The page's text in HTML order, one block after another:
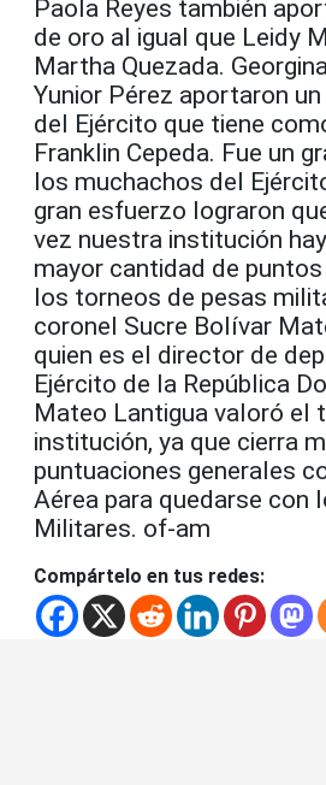
Paola Reyes también
de oro al igual que Leidy
Martha Quezada.
Yunior Pérez aportaron
del Ejército que tiene
Franklin Cepeda. Fue un
los muchachos del
gran esfuerzo lograron
vez nuestra institución
mayor cantidad de
los torneos de pesas
coronel Sucre Bolívar
quien es el director de
Ejército de la República
Mateo Lantigua valoró el
institución, ya que cierra
puntuaciones generales
Aérea para quedarse con
Militares. of-am
Compártelo en tus redes: